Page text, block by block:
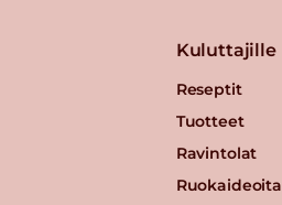
Kuluttajille
Reseptit
Tuotteet
Ravintolat
Ruokaideoita